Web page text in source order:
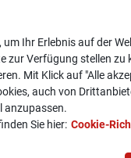
um Ihr Erlebnis auf der
zur Verfügung stellen
Mit Klick auf "Alle
auch von
anzupassen.
Sie hier: Cookie-